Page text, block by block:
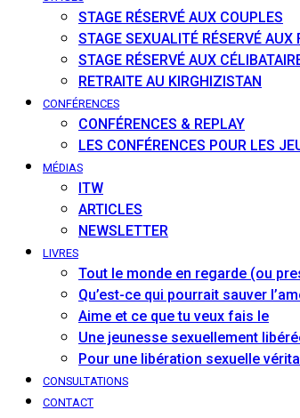
STAGE RÉSERVÉ AUX COUPLES
STAGE SEXUALITÉ RÉSERVÉ AUX
STAGE RÉSERVÉ AUX
RETRAITE AU KIRGHIZISTAN
CONFÉRENCES
CONFÉRENCES & REPLAY
LES CONFÉRENCES POUR LES
MÉDIAS
ITW
ARTICLES
NEWSLETTER
LIVRES
Tout le monde en regarde (ou
Qu’est-ce qui pourrait sauver
Aime et ce que tu veux fais le
Une jeunesse sexuellement
Pour une libération sexuelle
CONSULTATIONS
CONTACT